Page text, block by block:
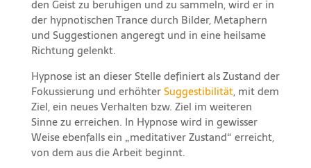
den Geist zu beruhigen und zu sammeln, wird er in
der hypnotischen Trance durch Bilder, Metaphern
und Suggestionen angeregt und in eine heilsame
Richtung gelenkt.
Hypnose ist an dieser Stelle definiert als Zustand der
Fokussierung und erhöhterSuggestibilität, mit dem
Ziel, ein neues Verhalten bzw. Ziel im weiteren
Sinne zu erreichen. In Hypnose wird in gewisser
Weise ebenfalls ein „meditativer Zustand“ erreicht,
von dem aus die Arbeit beginnt.